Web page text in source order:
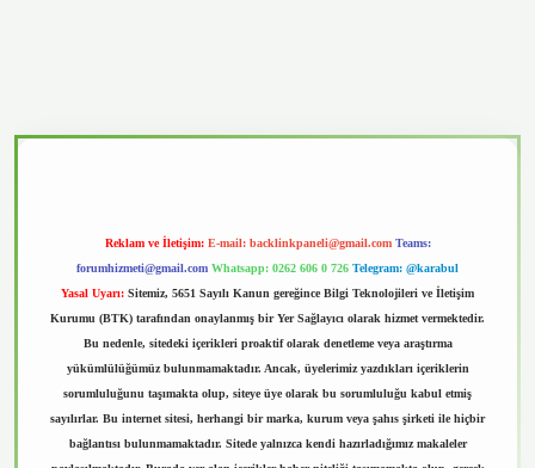
Reklam ve İletişim: E-mail: backlinkpaneli@gmail.com Teams:
forumhizmeti@gmail.com Whatsapp: 0262 606 0 726 Telegram: @karabul
Yasal Uyarı: Sitemiz, 5651 Sayılı Kanun gereğince Bilgi Teknolojileri ve İletişim
Kurumu (BTK) tarafından onaylanmış bir Yer Sağlayıcı olarak hizmet vermektedir.
Bu nedenle, sitedeki içerikleri proaktif olarak denetleme veya araştırma
yükümlülüğümüz bulunmamaktadır. Ancak, üyelerimiz yazdıkları içeriklerin
sorumluluğunu taşımakta olup, siteye üye olarak bu sorumluluğu kabul etmiş
sayılırlar. Bu internet sitesi, herhangi bir marka, kurum veya şahıs şirketi ile hiçbir
bağlantısı bulunmamaktadır. Sitede yalnızca kendi hazırladığımız makaleler